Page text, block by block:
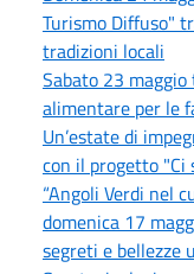
Turismo Diffuso"
tradizioni locali
Sabato 23
alimentare per le
Un’estate di
con il progetto "Ci
“Angoli Verdi nel
domenica 17
segreti e bellezze